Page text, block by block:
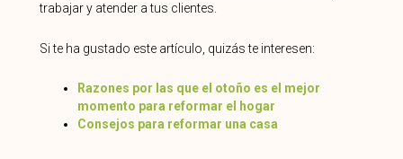
trabajar y atender a tus clientes.
Si te ha gustado este artículo, quizás te interesen:
Razones por las que el otoño es el mejor
momento para reformar el hogar
Consejos para reformar una casa